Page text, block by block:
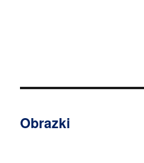
Obrazki